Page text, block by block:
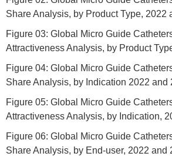
Share Analysis, by Product Type, 2022
Figure 03: Global Micro Guide
Attractiveness Analysis, by Product
Figure 04: Global Micro Guide
Share Analysis, by Indication 2022 and
Figure 05: Global Micro Guide
Attractiveness Analysis, by Indication,
Figure 06: Global Micro Guide
Share Analysis, by End-user, 2022 and